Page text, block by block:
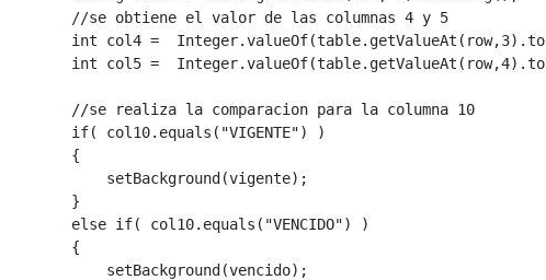
        //se obtiene el valor de las columnas 4 y 5
int col4 =
int col5 =
        //se realiza la comparacion para la columna 10
        if( col10.equals("VIGENTE") )
        {
            setBackground(vigente);
        }
        else if( col10.equals("VENCIDO") )
        {
            setBackground(vencido);